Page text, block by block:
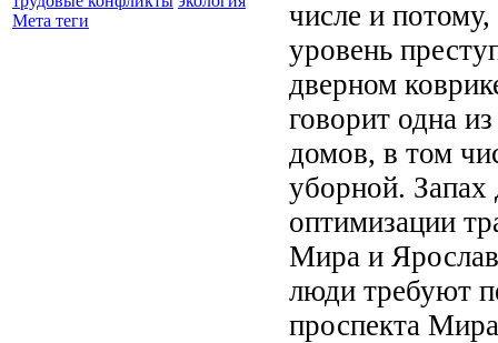
Мета теги
числе и
уровень
дверном
говорит одна
домов, в том
уборной.
оптимизации
Мира и
люди требуют
проспекта